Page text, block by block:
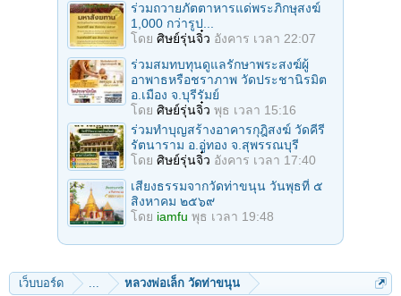
ร่วมถวายภัตตาหารแด่พระภิกษุสงฆ์
1,000 กว่ารูป...
โดย ศิษย์รุ่นจิ๋ว อังคาร เวลา 22:07
ร่วมสมทบทุนดูแลรักษาพระสงฆ์ผู้
อาพาธหรือชราภาพ วัดประชานิรมิต
อ.เมือง จ.บุรีรัมย์
โดย ศิษย์รุ่นจิ๋ว พุธ เวลา 15:16
ร่วมทำบุญสร้างอาคารกุฎิสงฆ์ วัดคีรี
รัตนาราม อ.อู่ทอง จ.สุพรรณบุรี
โดย ศิษย์รุ่นจิ๋ว อังคาร เวลา 17:40
เสียงธรรมจากวัดท่าขนุน วันพุธที่ ๕
สิงหาคม ๒๕๖๙
โดย iamfu พุธ เวลา 19:48
เว็บบอร์ด ... หลวงพ่อเล็ก วัดท่าขนุน